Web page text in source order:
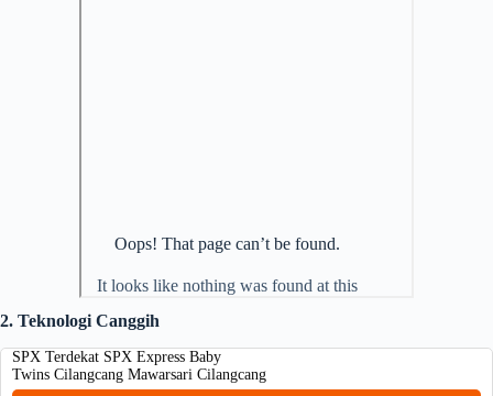
2. Teknologi Canggih
SPX Terdekat SPX Express Baby
Twins Cilangcang Mawarsari Cilangcang